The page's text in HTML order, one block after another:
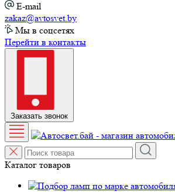
E-mail
zakaz@avtosvet.by
Мы в соцсетях
Перейти в контакты
Заказать звонок
Каталог товаров